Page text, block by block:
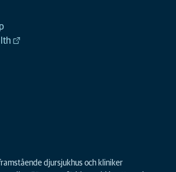
djursjukhus och kliniker